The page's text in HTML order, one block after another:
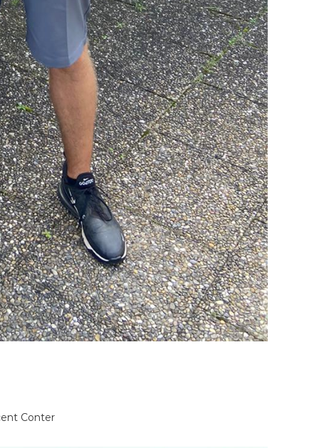
Conter